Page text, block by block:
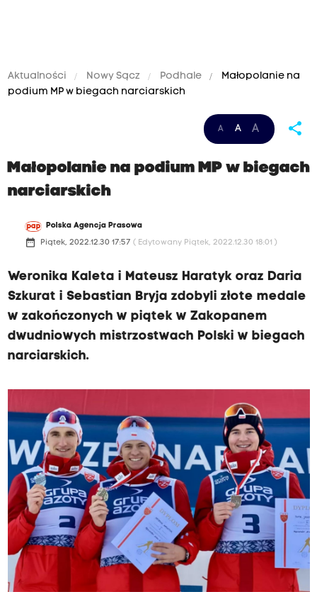
Aktualności Nowy Sącz Podhale
Małopolanie na
podium MP w biegach narciarskich
A A A share
Małopolanie na podium MP w biegach
narciarskich
Polska Agencja Prasowa
date_range Piątek, 2022.12.30 17:57 ( Edytowany Piątek, 2022.12.30 18:01 )
Weronika Kaleta i Mateusz Haratyk oraz Daria
Szkurat i Sebastian Bryja zdobyli złote medale
w zakończonych w piątek w Zakopanem
dwudniowych mistrzostwach Polski w biegach
narciarskich.